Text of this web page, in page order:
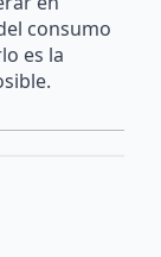
consumo
es la